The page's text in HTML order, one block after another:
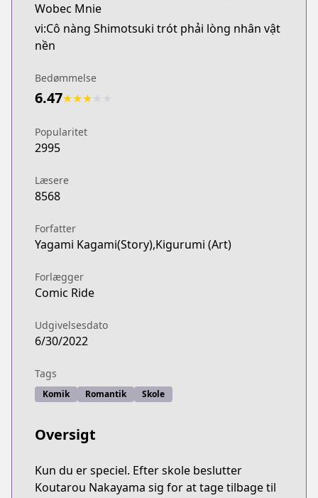
Wobec Mnie
vi:Cô nàng Shimotsuki trót phải lòng nhân vật
nền
Bedømmelse
6.47★★★
Popularitet
2995
Læsere
8568
Forfatter
Yagami Kagami(Story),Kigurumi (Art)
Forlægger
Comic Ride
Udgivelsesdato
6/30/2022
Tags
Komik Romantik Skole
Oversigt
Kun du er speciel. Efter skole beslutter
Koutarou Nakayama sig for at tage tilbage til